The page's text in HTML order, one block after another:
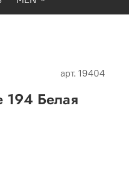
арт. 19404
194 Белая